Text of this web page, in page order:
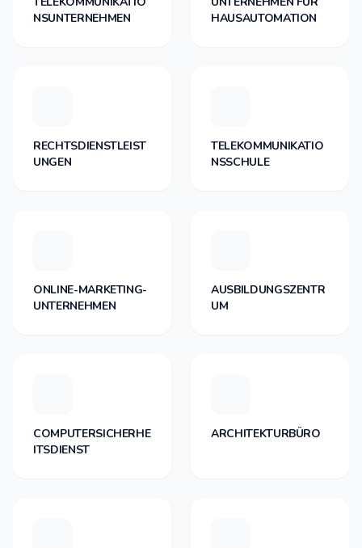
NSUNTERNEHMEN
HAUSAUTOMATION
RECHTSDIENSTLEIST
UNGEN
TELEKOMMUNIKATIO
NSSCHULE
ONLINE-MARKETING-
UNTERNEHMEN
AUSBILDUNGSZENTR
UM
COMPUTERSICHERHE
ITSDIENST
ARCHITEKTURBÜRO